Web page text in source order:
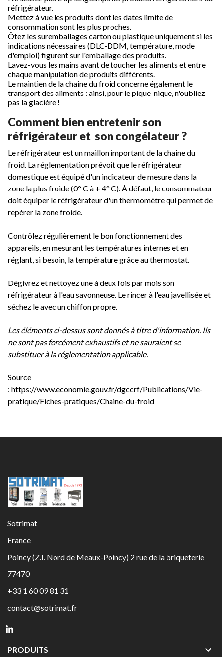
réfrigérateur.
Mettez à vue les produits dont les dates limite de
consommation sont les plus proches.
Ôtez les suremballages carton ou plastique uniquement si les
indications nécessaires (DLC-DDM, température, mode
d'emploi) figurent sur l'emballage des produits.
Lavez-vous les mains avant de toucher les aliments et entre
chaque manipulation de produits différents.
Le maintien de la chaîne du froid concerne également le
transport des aliments : ainsi, pour le pique-nique, n'oubliez
pas la glacière !
Comment bien entretenir son
réfrigérateur et son congélateur ?
Le réfrigérateur est un maillon important de la chaîne du
froid. La réglementation prévoit que le réfrigérateur
domestique est équipé d'un indicateur de mesure dans la
zone la plus froide (0° C à + 4° C). À défaut, le consommateur
doit équiper le réfrigérateur d'un thermomètre qui permet de
repérer la zone froide.
Contrôlez régulièrement le bon fonctionnement des
appareils, en mesurant les températures internes et en
réglant, si besoin, la température grâce au thermostat.
Dégivrez et nettoyez une à deux fois par mois son
réfrigérateur à l'eau savonneuse. Le rincer à l'eau javellisée et
séchez le avec un chiffon propre.
Les éléments ci-dessus sont donnés à titre d'information. Ils
ne sont pas forcément exhaustifs et ne sauraient se
substituer à la réglementation applicable.
Source
: https://www.economie.gouv.fr/dgccrf/Publications/Vie-
pratique/Fiches-pratiques/Chaine-du-froid
Sotrimat
France
Poincy (Z.I. Nord de Meaux-Poincy) 2 rue de la briqueterie
77470
+33 1 60 09 81 31
contact@sotrimat.fr
PRODUITS 